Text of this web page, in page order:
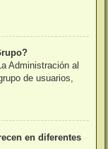
Administración al
de usuarios,
en diferentes